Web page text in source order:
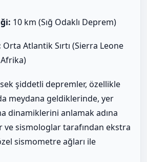
10 km (Sığ Odaklı Deprem)
Orta Atlantik Sırtı (Sierra Leone
Afrika)
şiddetli depremler, özellikle
meydana geldiklerinde, yer
dinamiklerini anlamak adına
ve sismologlar tarafından ekstra
sismometre ağları ile